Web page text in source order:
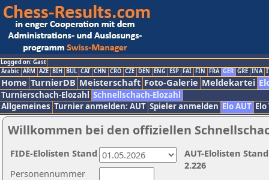
Logged on: Gast
Arabic ARM AZE BIH BUL CAT CHN CRO CZE DEN ENG ESP FAI FIN FRA GER GRE INA
Home TurnierDB Meisterschaft Foto-Galerie Meldekartei
Turnierschach-Elozahl Schnellschach-Elozahl
Allgemeines Turnier anmelden: AUT Spieler anmelden Elo AUT
Willkommen bei den offiziellen
Personennummer
AUT-Elolisten
2.226
FIDE-Elolisten Stand